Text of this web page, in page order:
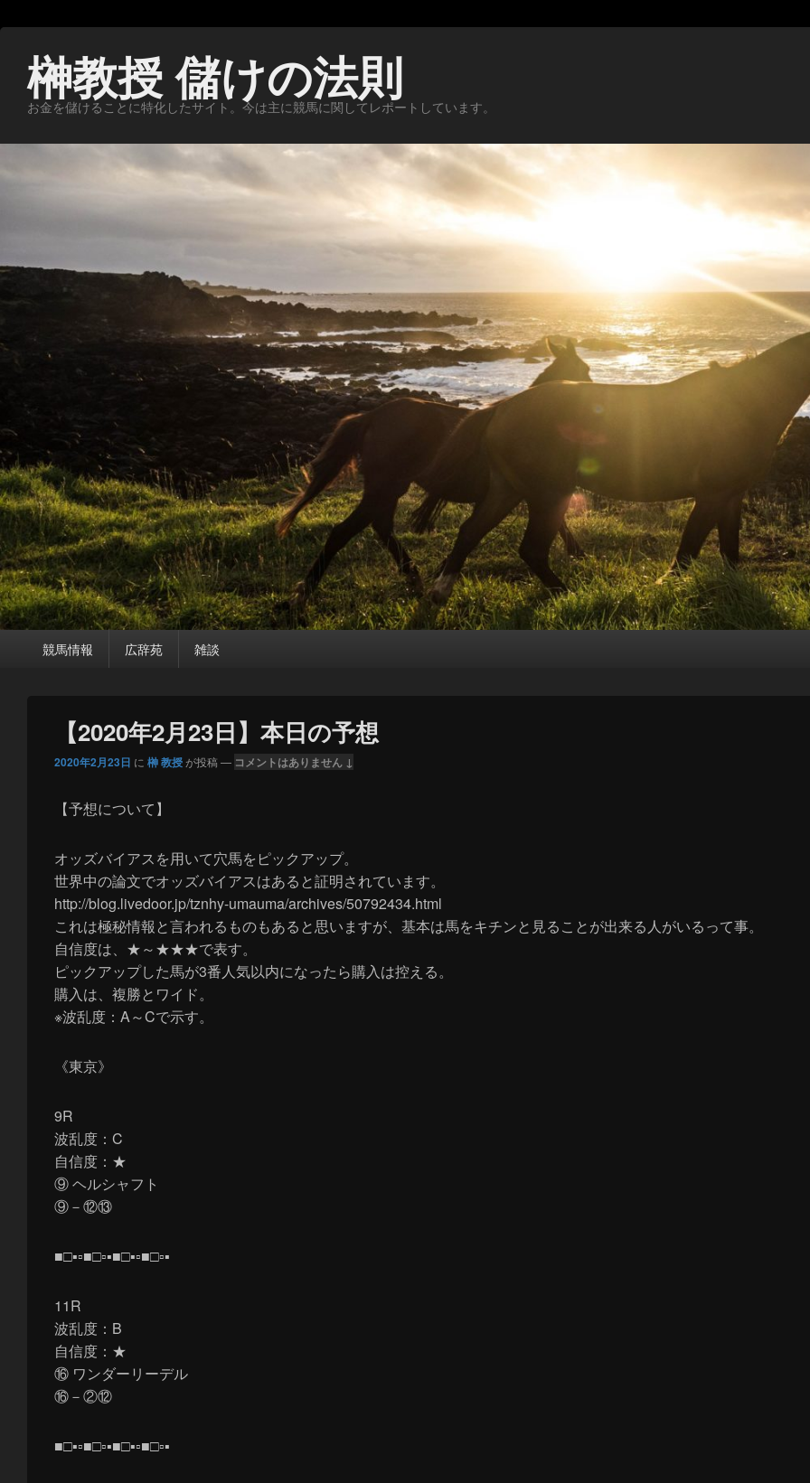
榊教授 儲けの法則
お金を儲けることに特化したサイト。今は主に競馬に関してレポートしています。
競馬情報 広辞苑 雑談
【2020年2月23日】本日の予想
2020年2月23日 に 榊 教授が投稿 — コメントはありません ↓
【予想について】
オッズバイアスを用いて穴馬をピックアップ。
世界中の論文でオッズバイアスはあると証明されています。
http://blog.livedoor.jp/tznhy-umauma/archives/50792434.html
これは極秘情報と言われるものもあると思いますが、基本は馬をキチンと見ることが出来る人がいるって事。
自信度は、★～★★★で表す。
ピックアップした馬が3番人気以内になったら購入は控える。
購入は、複勝とワイド。
※波乱度：A～Cで示す。
《東京》
9R
波乱度：C
自信度：★
⑨ ヘルシャフト
⑨－⑫⑬
■□▪▫■□▫▪■□▪▫■□▫▪
11R
波乱度：B
自信度：★
⑯ ワンダーリーデル
⑯－②⑫
■□▪▫■□▫▪■□▪▫■□▫▪